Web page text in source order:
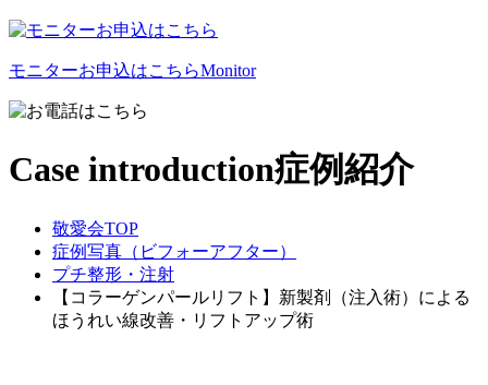
モニターお申込はこちらMonitor
Case introduction症例紹介
敬愛会TOP
症例写真（ビフォーアフター）
プチ整形・注射
【コラーゲンパールリフト】新製剤（注入術）による
ほうれい線改善・リフトアップ術